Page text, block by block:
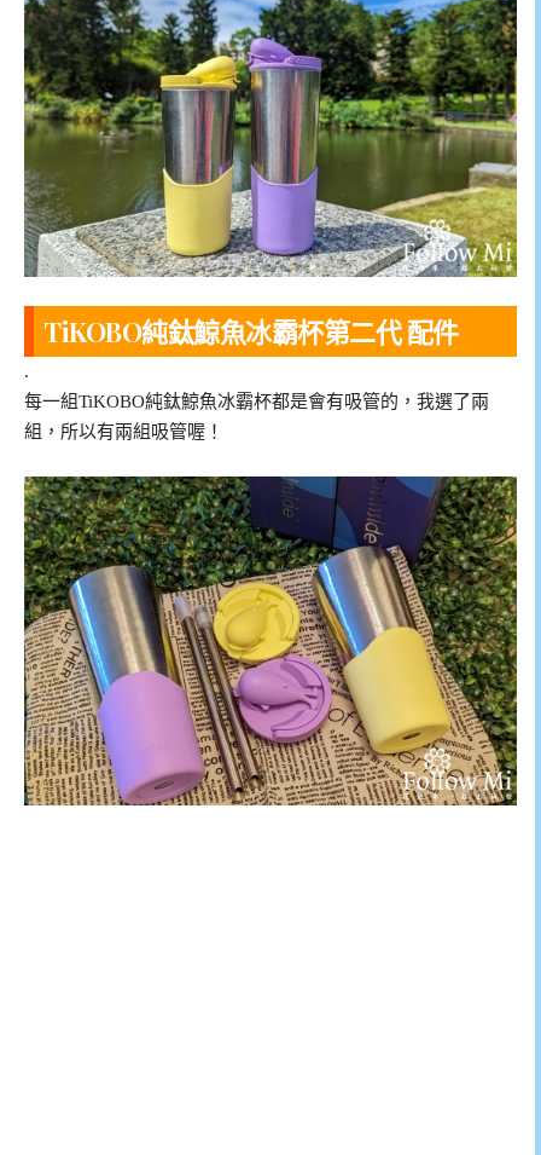
TiKOBO純鈦鯨魚冰霸杯第二代 配件
.
每一組TiKOBO純鈦鯨魚冰霸杯都是會有吸管的，我選了兩
組，所以有兩組吸管喔！